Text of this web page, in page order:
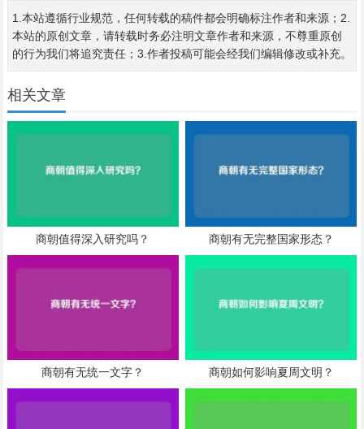
1.本站遵循行业规范，任何转载的稿件都会明确标注作者和来源；2.
本站的原创文章，请转载时务必注明文章作者和来源，不尊重原创
的行为我们将追究责任；3.作者投稿可能会经我们编辑修改或补充。
相关文章
商朝值得深入研究吗？ 商朝有无完整国家形态？
商朝有无统一文字？ 商朝如何影响夏周文明？